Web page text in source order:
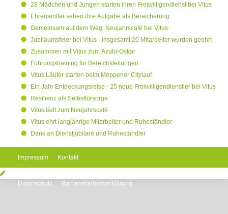
28 Mädchen und Jungen starten ihren Freiwilligendienst bei Vitus
Ehrenamtler sehen ihre Aufgabe als Bereicherung
Gemeinsam auf dem Weg: Neujahrscafé bei Vitus
Jubiläumsfeier bei Vitus - insgesamt 20 Mitarbeiter wurden geehrt
Zusammen mit Vitus zum Azubi-Oskar
Führungstraining für Bereichsleitungen
Vitus Läufer starten beim Meppener Citylauf
Ein Jahr Entdeckungsreise - 25 neue Freiwilligendienstler bei Vitus
Resilienz als Selbstfürsorge
Vitus lädt zum Neujahrscafé
Vitus ehrt langjährige Mitarbeiter und Ruheständler
Dank an Dienstjubilare und Ruheständler
Impressum Kontakt
Datenschutz Barrierefreiheitserklärung